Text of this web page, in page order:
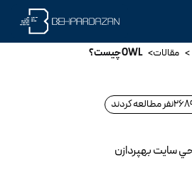
> مقالات> OWL چيست؟
نفر مطالعه کردند